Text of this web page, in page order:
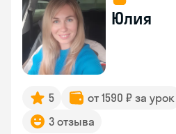
Юлия
5 от 1590 ₽ за урок
3 отзыва